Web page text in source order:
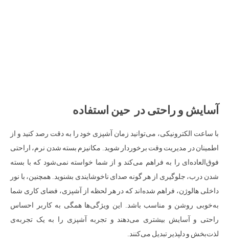
آسایش و راحتی در حین استفاده
با ساعت الکترونیکی، می‌توانید زمان آشپزی خود را به دقت رصد کنید و از
اطمینان در مدیریت وقت برخوردار شوید. مکانیزم بسته شدن نرم، اراحتی
فوق‌العاده‌ای را به فراهم می‌کند و از شما خواسته نمی‌شود که با بسته
شدن درب، جلوگیری از هر گونه صدای ناخوشایندی بشنوید. همچنین، با نور
داخلی هالوژن، فراهم شده‌اند که در هر لحظه از آشپزی، فضای کاری شما
به‌خوبی روشن و مناسب باشد. این ویژگی‌ها همگی به کاربر احساس
راحتی و آسایش بیشتری می‌دهند و تجربه آشپزی را به یک تجربه‌ی
لذت‌بخش و دلپذیر تبدیل می‌کنند.